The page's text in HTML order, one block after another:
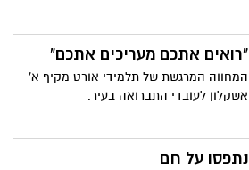
"רואים אתכם מעריכים אתכם"
המחווה המרגשת של תלמידי אורט מקיף א'
אשקלון לעובדי התברואה בעיר.
נתפסו על חם